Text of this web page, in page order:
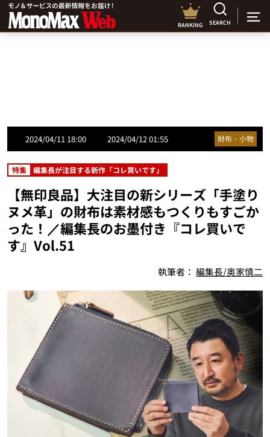
RANKING SEARCH
2024/04/11 18:00 2024/04/12 01:55 財布・小物
特集 編集長が注目する新作「コレ買いです」
【無印良品】大注目の新シリーズ「手塗り
ヌメ革」の財布は素材感もつくりもすごか
った！／編集長のお墨付き『コレ買いで
す』Vol.51
執筆者：編集長/奥家慎二